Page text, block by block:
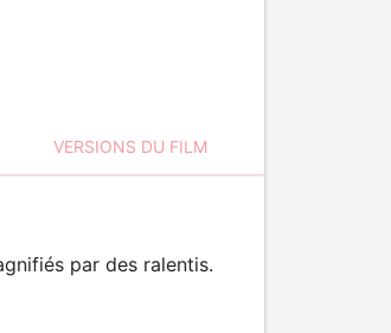
VERSIONS DU FILM
par des ralentis.